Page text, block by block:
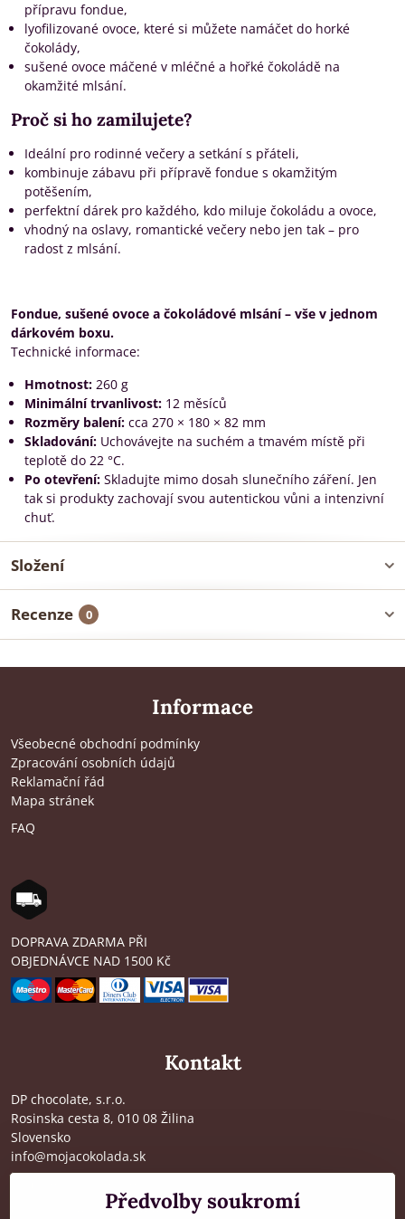
přípravu fondue,
lyofilizované ovoce, které si můžete namáčet do horké
čokolády,
sušené ovoce máčené v mléčné a hořké čokoládě na
okamžité mlsání.
Proč si ho zamilujete?
Ideální pro rodinné večery a setkání s přáteli,
kombinuje zábavu při přípravě fondue s okamžitým
potěšením,
perfektní dárek pro každého, kdo miluje čokoládu a ovoce,
vhodný na oslavy, romantické večery nebo jen tak – pro
radost z mlsání.
Fondue, sušené ovoce a čokoládové mlsání – vše v jednom
dárkovém boxu.
Technické informace:
Hmotnost: 260 g
Minimální trvanlivost: 12 měsíců
Rozměry balení: cca 270 × 180 × 82 mm
Skladování: Uchovávejte na suchém a tmavém místě při
teplotě do 22 °C.
Po otevření: Skladujte mimo dosah slunečního záření. Jen
tak si produkty zachovají svou autentickou vůni a intenzivní
chuť.
Složení
Recenze 0
Informace
Všeobecné obchodní podmínky
Zpracování osobních údajů
Reklamační řád
Mapa stránek
FAQ
DOPRAVA ZDARMA PŘI
OBJEDNÁVCE NAD 1500 Kč
Kontakt
DP chocolate, s.r.o.
Rosinska cesta 8, 010 08 Žilina
Slovensko
info@mojacokolada.sk
Kde nás najdete
Předvolby soukromí